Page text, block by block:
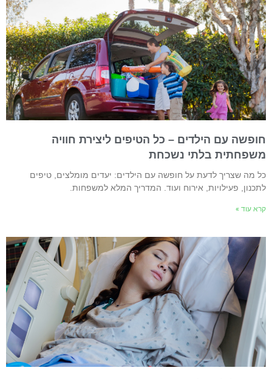
עם הילדים – כל הטיפים ליצירת חוויה
בלתי נשכחת
מה שצריך לדעת על חופשה עם הילדים: יעדים מומלצים, טיפים
פעילויות, אירוח ועוד. המדריך המלא למשפחות.
עוד »